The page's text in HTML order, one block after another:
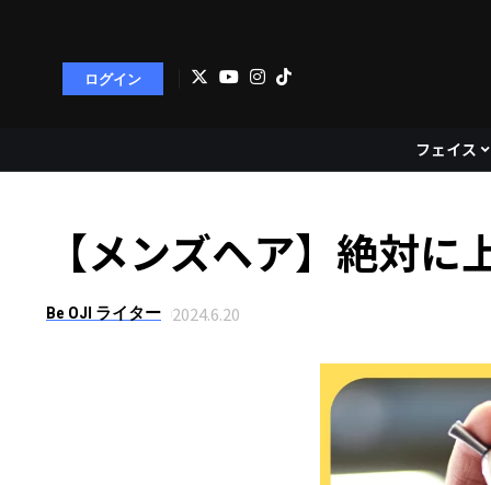
ログイン
フェイス
【メンズヘア】絶対
Be OJI ライター 2024.6.20